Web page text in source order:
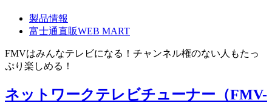
製品情報
富士通直販WEB MART
FMVはみんなテレビになる！チャンネル権のない人もたっ
ぷり楽しめる！
ネットワークテレビチューナー（FMV-